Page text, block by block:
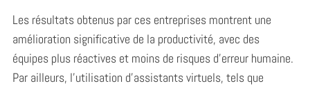
Les résultats obtenus par ces entreprises montrent une
amélioration significative de la productivité, avec des
équipes plus réactives et moins de risques d’erreur humaine.
Par ailleurs, l’utilisation d’assistants virtuels, tels que